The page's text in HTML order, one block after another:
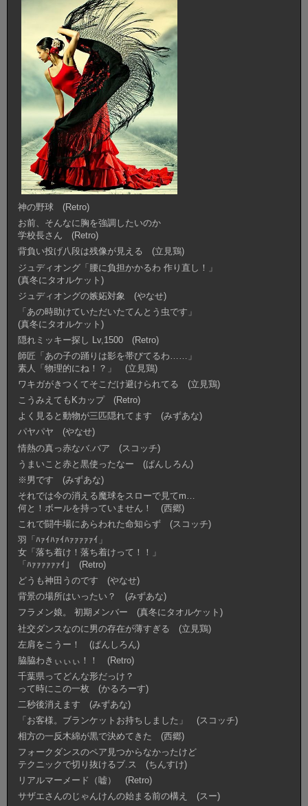
神の野球 (Retro)
お前、そんなに胸を強調したいのか
学校長さん (Retro)
背負い投げ八段は残像が見える (立見鶏)
ジュディオング「腰に負担かかるわ 作り直し！」
(真冬にタオルケット)
ジュディオングの嫉妬対象 (やなせ)
「あの時助けていただいたてんとう虫です」
(真冬にタオルケット)
隠れミッキー探し Lv,1500 (Retro)
師匠「あの子の踊りは影を帯びてるわ……」
素人「物理的にね！？」 (立見鶏)
ワキガがきつくてそこだけ避けられてる (立見鶏)
こうみえてもKカップ (Retro)
よく見ると動物が三匹隠れてます (みずあな)
パヤパヤ (やなせ)
情熱の真っ赤なバ.バア (スコッチ)
うまいこと赤と黒使ったなー (ぱんしろん)
※男です (みずあな)
それでは今の消える魔球をスローで見てm…
何と！ボールを持っていません！ (西郷)
これで闘牛場にあらわれた命知らず (スコッチ)
羽「ﾊｧｲﾊｧｲﾊｧｧｧｧｧｲ」
女「落ち着け！落ち着けって！！」
「ﾊｧｧｧｧｧｧｲ｣ (Retro)
どうも神田うのです (やなせ)
背景の場所はいったい？ (みずあな)
フラメン娘。 初期メンバー (真冬にタオルケット)
社交ダンスなのに男の存在が薄すぎる (立見鶏)
左肩をこうー！ (ぱんしろん)
脇脇わきぃぃぃ！！ (Retro)
千葉県ってどんな形だっけ？
って時にこの一枚 (かるろーす)
二秒後消えます (みずあな)
「お客様。ブランケットお持ちしました」 (スコッチ)
相方の一反木綿が黒で決めてきた (西郷)
フォークダンスのペア見つからなかったけど
テクニックで切り抜けるブ.ス (ちんすけ)
リアルマーメード（嘘） (Retro)
サザエさんのじゃんけんの始まる前の構え (スー)